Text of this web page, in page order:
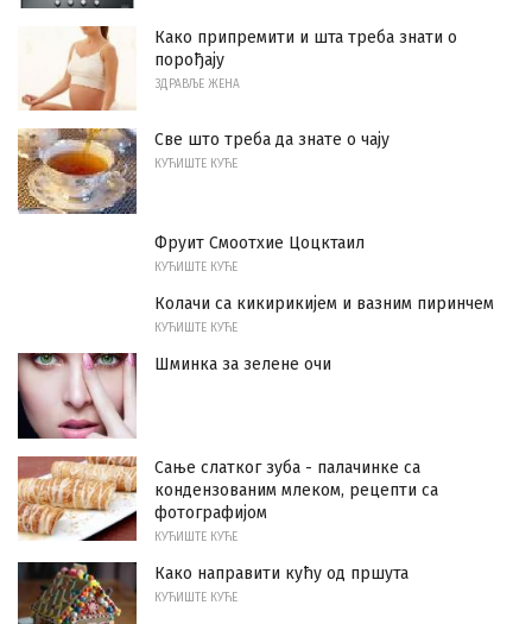
Како припремити и шта треба знати о
порођају
ЗДРАВЉЕ ЖЕНА
Све што треба да знате о чају
КУЋИШТЕ КУЋЕ
Фруит Смоотхие Цоцктаил
КУЋИШТЕ КУЋЕ
Колачи са кикирикијем и вазним пиринчем
КУЋИШТЕ КУЋЕ
Шминка за зелене очи
Сање слатког зуба - палачинке са
кондензованим млеком, рецепти са
фотографијом
КУЋИШТЕ КУЋЕ
Како направити кућу од пршута
КУЋИШТЕ КУЋЕ